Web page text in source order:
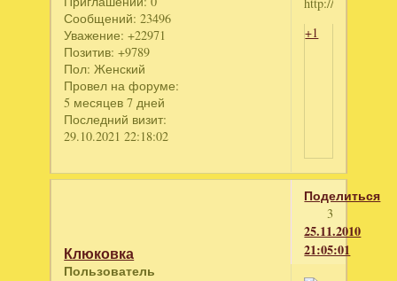
Сообщений: 23496
Уважение: +22971
Позитив: +9789
Пол: Женский
Провел на форуме:
5 месяцев 7 дней
Последний визит:
29.10.2021 22:18:02
+1
Поделиться
3
25.11.2010
21:05:01
Клюковка
Пользователь